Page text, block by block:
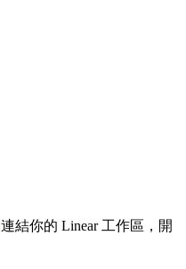
連結你的 Linear 工作區，開